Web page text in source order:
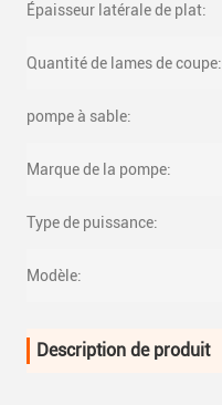
Épaisseur latérale de plat:
Quantité de lames de coupe:
pompe à sable:
Marque de la pompe:
Type de puissance:
Modèle:
Description de produit